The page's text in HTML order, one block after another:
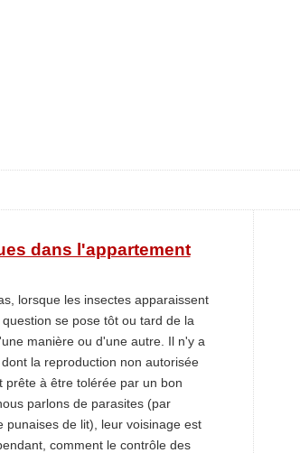
dans l'appartement
lorsque les insectes apparaissent
se pose tôt ou tard de la
manière ou d'une autre. Il n'y a
la reproduction non autorisée
prête à être tolérée par un bon
parlons de parasites (par
punaises de lit), leur voisinage est
comment le contrôle des